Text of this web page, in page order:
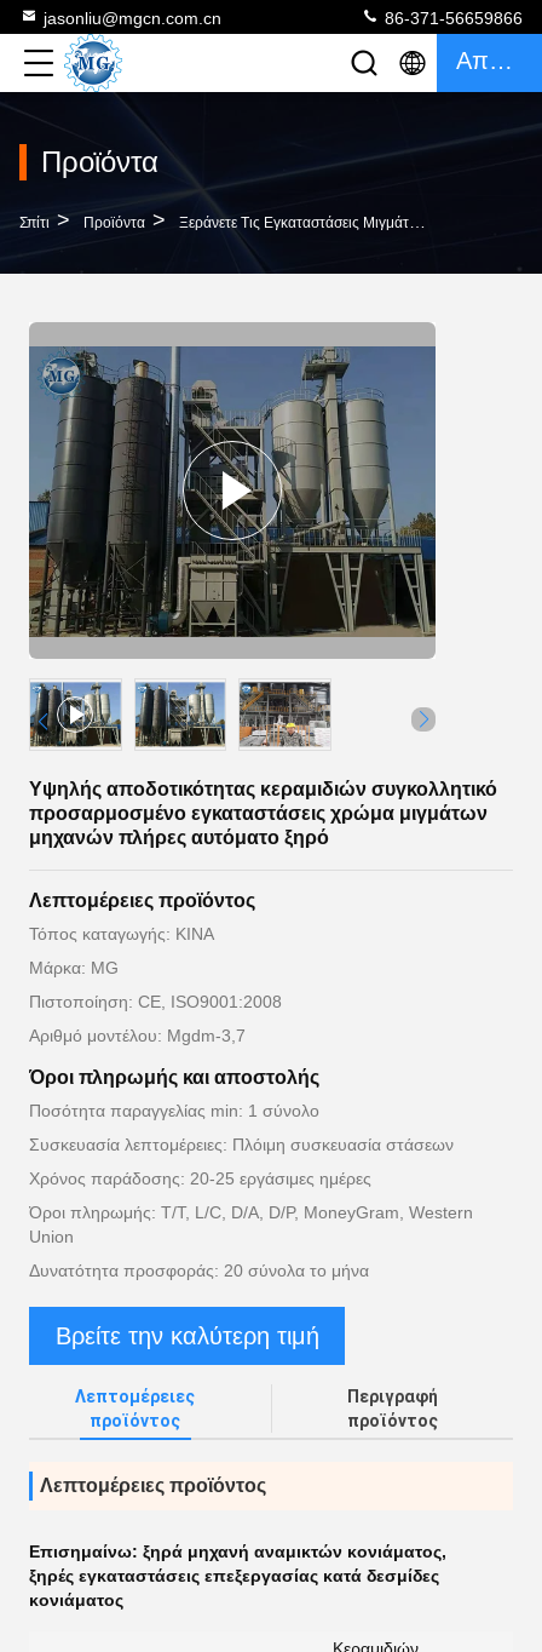
jasonliu@mgcn.com.cn 86-371-56659866
Απόσπασμα
Προϊόντα
Σπίτι > Προϊόντα > Ξεράνετε Τις Εγκαταστάσεις Μιγμάτων
Υψηλής αποδοτικότητας κεραμιδιών συγκολλητικό
προσαρμοσμένο εγκαταστάσεις χρώμα μιγμάτων
μηχανών πλήρες αυτόματο ξηρό
Λεπτομέρειες προϊόντος
Τόπος καταγωγής: ΚΙΝΑ
Μάρκα: MG
Πιστοποίηση: CE, ISO9001:2008
Αριθμό μοντέλου: Mgdm-3,7
Όροι πληρωμής και αποστολής
Ποσότητα παραγγελίας min: 1 σύνολο
Συσκευασία λεπτομέρειες: Πλόιμη συσκευασία στάσεων
Χρόνος παράδοσης: 20-25 εργάσιμες ημέρες
Όροι πληρωμής: T/T, L/C, D/A, D/P, MoneyGram, Western
Union
Δυνατότητα προσφοράς: 20 σύνολα το μήνα
Βρείτε την καλύτερη τιμή
Λεπτομέρειες
προϊόντος
Περιγραφή
προϊόντος
Λεπτομέρειες προϊόντος
Επισημαίνω: ξηρά μηχανή αναμικτών κονιάματος,
ξηρές εγκαταστάσεις επεξεργασίας κατά δεσμίδες
κονιάματος